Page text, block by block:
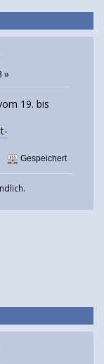
»
19. bis
Gespeichert